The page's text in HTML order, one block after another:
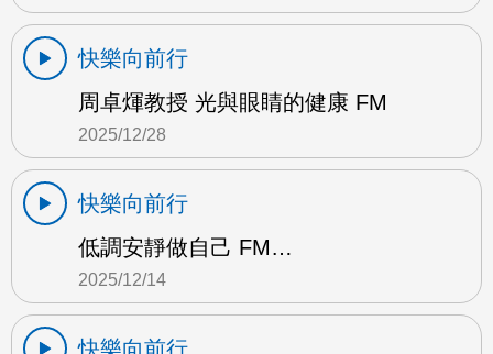
快樂向前行
周卓煇教授 光與眼睛的健康 FM
2025/12/28
快樂向前行
低調安靜做自己 FM…
2025/12/14
快樂向前行